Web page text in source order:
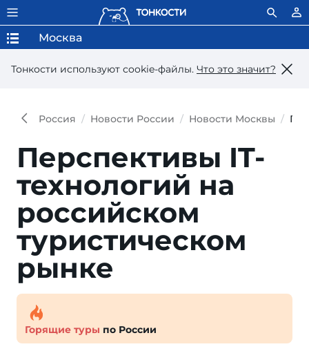
Тонкости используют сookie-файлы. Что это значит?
Москва
Россия Новости России Новости Москвы
Перспективы IT-
технологий на
российском
туристическом
рынке
Горящие туры по России